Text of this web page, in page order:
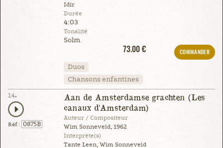
Idir
Durée
4:03
Tonalité
Solm
73.00 €
COMMANDER
Duos
Chansons enfantines
14.
Réf : 0875B
Aan de Amsterdamse grachten (Les
canaux d'Amsterdam)
Auteur / Compositeur
Wim Sonneveld, 1962
Interprète(s)
Tante Leen, Wim Sonneveld